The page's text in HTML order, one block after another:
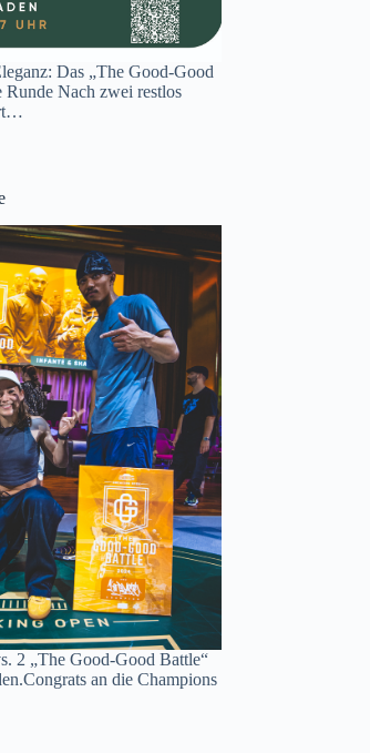
Das „The Good-Good
Nach zwei restlos
2 „The Good-Good Battle“
an die Champions